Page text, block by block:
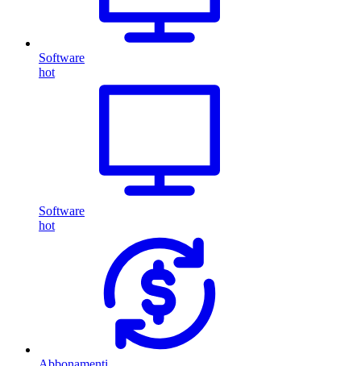
Software
hot
Software
hot